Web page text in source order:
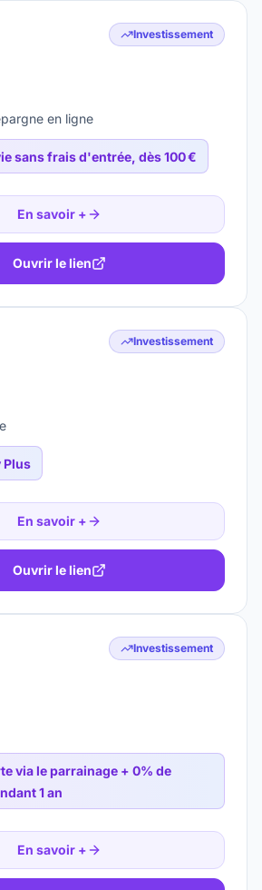
Investissement
en ligne
sans frais d'entrée, dès 100 €
En savoir +
Ouvrir le lien
Investissement
Plus
En savoir +
Ouvrir le lien
Investissement
via le parrainage + 0% de
1 an
En savoir +